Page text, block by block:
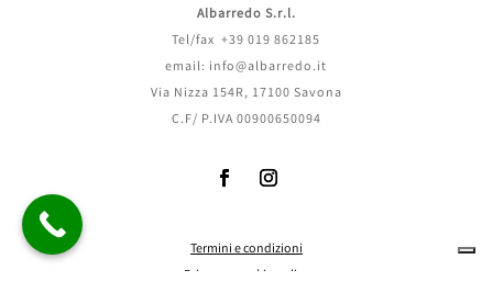
Albarredo S.r.l.
Tel/fax +39 019 862185
email: info@albarredo.it
Via Nizza 154R, 17100 Savona
C.F/ P.IVA 00900650094
Termini e condizioni
Privacy
cookie policy